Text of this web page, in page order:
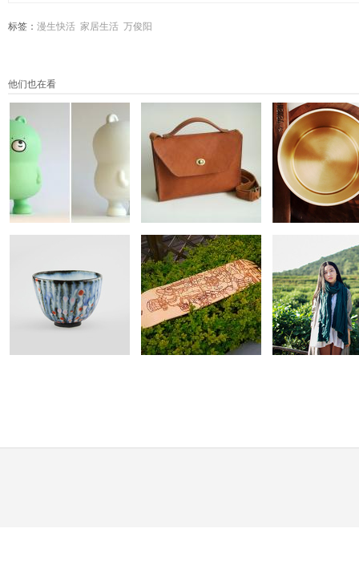
标签： 漫生快活 家居生活 万俊阳
他们也在看